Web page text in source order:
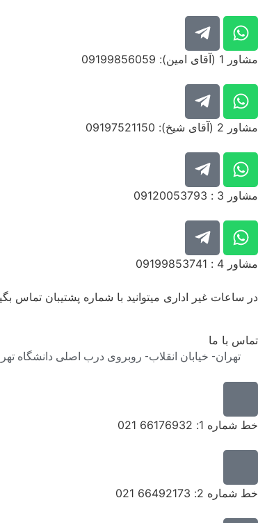
مشاور 1 (آقای امین): 09199856059
مشاور 2 (آقای شیخ): 09197521150
مشاور 3 : 09120053793
مشاور 4 : 09199853741
در ساعات غیر اداری میتوانید با شماره پشتیبان تماس
تماس با ما
تهران- خیابان انقلاب- روبروی درب اصلی دانشگاه تهران-
خط شماره 1: 66176932 021
خط شماره 2: 66492173 021